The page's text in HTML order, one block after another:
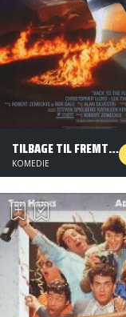
TILBAGE TIL FREMTIDEN
KOMEDIE